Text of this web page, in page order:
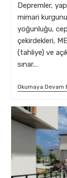
Depremler,
mimari
yoğunluğu,
çekirdekleri,
(tahliye) ve
sınar.…
Okumaya Devam